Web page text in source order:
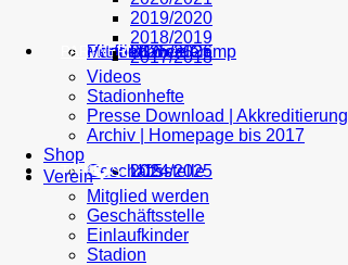
U16
U15
Performance Camp
2025/2026
2024/2025
Mitglied werden
Geschäftsstelle
PARTNER
TICKETS
2019/2020
2018/2019
2017/2018
Videos
Stadionhefte
Presse Download | Akkreditierung
Archiv | Homepage bis 2017
Shop
Verein
Mitglied werden
Geschäftsstelle
Einlaufkinder
Stadion